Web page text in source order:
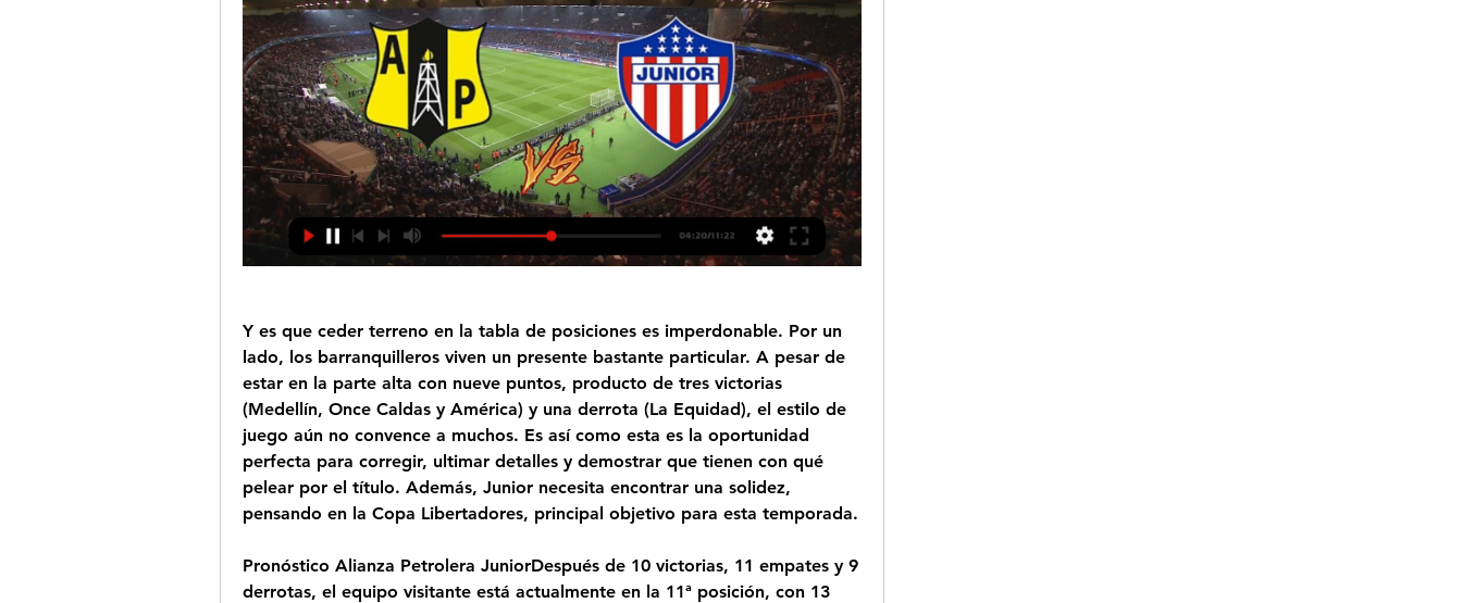
Y es que ceder terreno en la tabla de posiciones es imperdonable. Por un
lado, los barranquilleros viven un presente bastante particular. A pesar de
estar en la parte alta con nueve puntos, producto de tres victorias
(Medellín, Once Caldas y América) y una derrota (La Equidad), el estilo de
juego aún no convence a muchos. Es así como esta es la oportunidad
perfecta para corregir, ultimar detalles y demostrar que tienen con qué
pelear por el título. Además, Junior necesita encontrar una solidez,
pensando en la Copa Libertadores, principal objetivo para esta temporada.
Pronóstico Alianza Petrolera JuniorDespués de 10 victorias, 11 empates y 9
derrotas, el equipo visitante está actualmente en la 11ª posición, con 13